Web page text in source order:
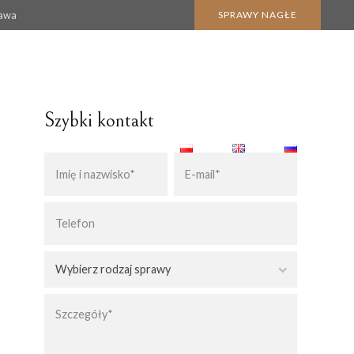
SPRAWY NAGŁE
KARTA POBYTU STAŁEGO
Szybki kontakt
Wybierz rodzaj sprawy